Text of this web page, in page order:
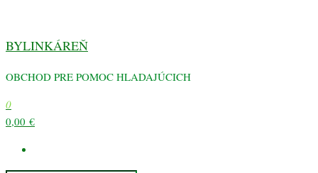
obsah
BYLINKÁREŇ
OBCHOD PRE POMOC HLADAJÚCICH
0
0,00 €